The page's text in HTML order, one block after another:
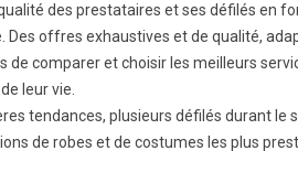
des prestataires et ses défilés en
offres exhaustives et de qualité,
de comparer et choisir les meilleurs
leur vie.
tendances, plusieurs défilés durant
de robes et de costumes les plus